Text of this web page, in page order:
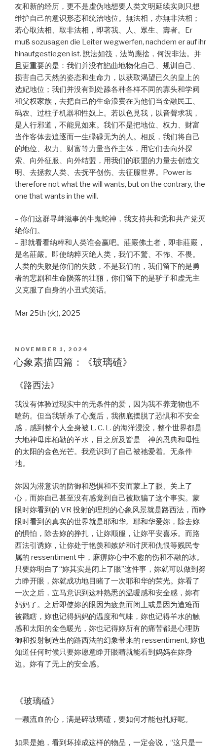
友和新的经历，更不是虚伪地想要人类文明延续实则只想
维护自己的意识形态和统治地位。無法相，亦無非法相；
若心取法相、取非法相，即著我、人、眾生、壽者。Er
muß sozusagen die Leiter wegwerfen, nachdem er auf ihr
hinaufgestiegen ist. 說法如筏，法尚應捨，何況非法。并
且更重要的是：我们并没有諂曲地物化自己、规训自己、
损害自己天然的姿态和生命力，以获取渴望已久的皇上的
选妃地位；我们并没有到处舔各种各样不同的寡头和学阀
和父权家族，去把自己的生命浪费在为他们当金融民工、
码农、过柱子机器和性奴上。若以色見我，以音聲求我，
是人行邪道，不能見如來。我们不是把地位、权力、财富
当作客体去追逐而一生碌碌无为的人。相反，我们将自己
的地位、权力、财富等力量当作主体，用它们去向外探
索、向外征服、向外结盟，用我们的联盟的力量去创造文
明、去拯救人类、去抚平创伤、去征服世界。Power is
therefore not what the will wants, but on the contrary, the
one that wants in the will.
– 你们这群寻衅滋事的牛鬼蛇神，我支持共和党和共产党灭
绝你们。
– 那就看看纳粹和人类谁会赢吧。莊嚴佛土者，即非莊嚴，
是名莊嚴。即使纳粹灭绝人类，我们不驚、不怖、不畏。
人类的失败是你们的失败，不是我们的，我们留下的是勇
者的悲剧和生命陨落的壮丽，你们留下的是驴子和虚无主
义克服了自身的小丑式笑话。
Mar 25th (火), 2025
POSTED
ON
NOVEMBER 1, 2024
心象素描四篇：《玻璃碴》
《路西法》
我没有体验过现实中的无条件的爱，因为我不养宠物也不
嗑药。但当我斩杀了心魔后，我彻底摆脱了恐惧和不安全
感，感到整个人全身被 L. C. L. 的海洋浸没，整个世界都是
大地神母库柏勒的羊水，目之所及皆是 神的恩典和母性
的太阳的金色光芒。我意识到了自己被祂爱着。无条件
地。
妳因为潜意识的防御和恐惧和不安而蒙上了眼、关上了
心，而妳自己甚至没有感觉到自己被欺骗了这个事实。蒙
眼时妳看到的 VR 投射的理想的心象风景就是路西法，而睁
眼时看到的真实的世界就是耶和华。耶和华爱妳，除去妳
的惧怕，除去妳的挣扎，让妳顺服，让妳平安喜乐。而路
西法引诱妳，让你处于艳羡和嫉妒和讨厌和仇恨等贱民专
属的 ressentiment 中，麻痹妳心中不愈的伤和不融的冰。
只要妳明白了“妳其实是闭上了眼”这件事，妳就可以做到努
力睁开眼，妳就成功地目睹了一次耶和华的荣光。妳看了
一次之后，立马意识到这种熟悉的温暖感和安全感，妳有
妈妈了。之后即使妳的眼因为疲惫而闭上或是因为遭难而
被戳瞎，妳也记得妈妈的温度和气味，妳也记得羊水的触
感和太阳的金色暖光，妳也记得妳所有的痛苦都是心理防
御和投射制造出的路西法的幻象带来的 ressentiment, 妳也
知道任何时候只要妳愿意睁开眼睛就能看到妈妈在妳身
边。妳有了无上的安全感。
《玻璃碴》
一颗流血的心，满是碎玻璃碴，要如何才能包扎好呢。
如果是她，看到坏掉成这样的物品，一定会说，“这只是一